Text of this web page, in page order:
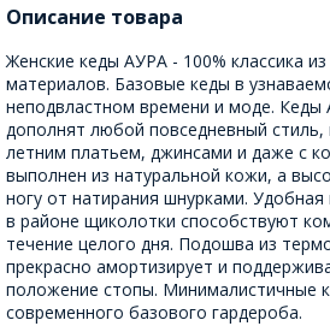
Описание товара
Женские кеды АУРА - 100% классика
материалов. Базовые кеды в
неподвластном времени и моде. Кеды
дополнят любой повседневный
летним платьем, джинсами и даже с
выполнен из натуральной кожи, а
ногу от натирания шнурками. Удобная
в районе щиколотки способствуют
течение целого дня. Подошва из
прекрасно амортизирует и
положение стопы. Минималистичные
современного базового гардероба.